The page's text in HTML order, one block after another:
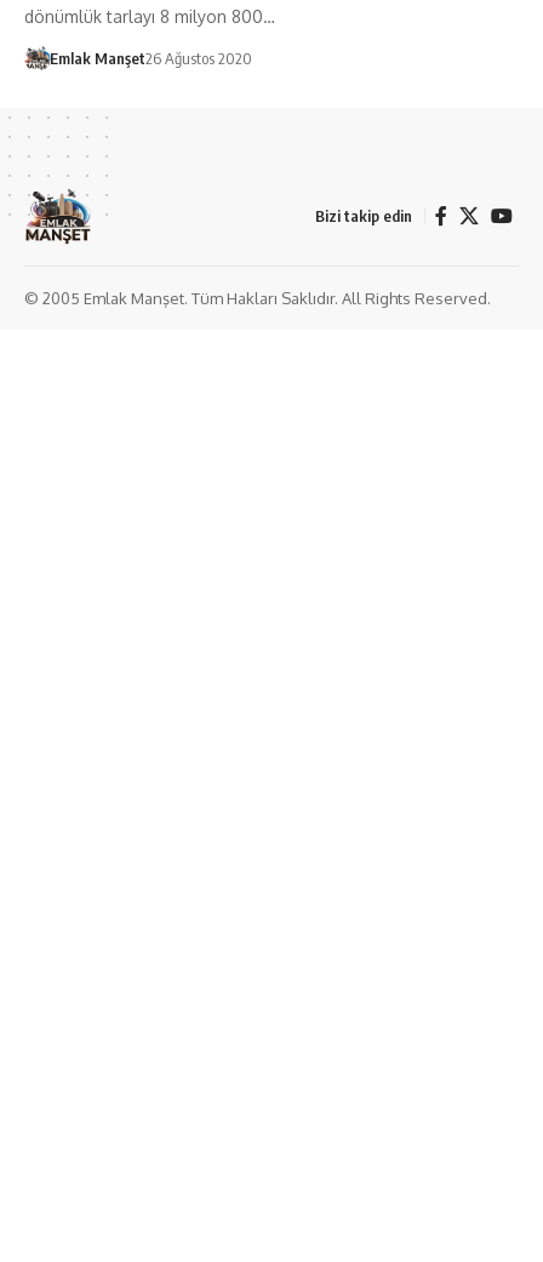
dönümlük tarlayı 8 milyon 800…
Emlak Manşet26 Ağustos 2020
Bizi takip edin
© 2005 Emlak Manşet. Tüm Hakları Saklıdır. All Rights Reserved.